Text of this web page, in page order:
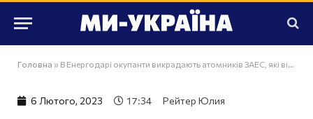
Головна » В Енергодарі окупанти викрадають атомників ЗАЕС, які відмовляються співпрацювати
6 Лютого, 2023 17:34 Рейтер Юлия